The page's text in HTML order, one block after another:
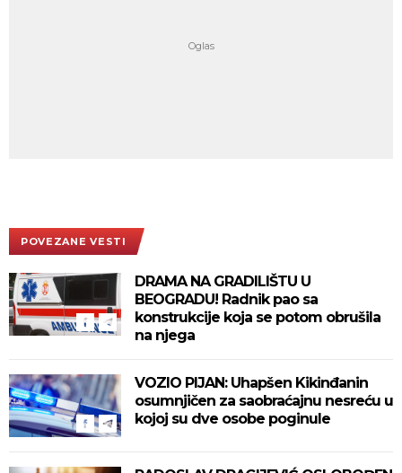
POVEZANE VESTI
DRAMA NA GRADILIŠTU U
BEOGRADU! Radnik pao sa
konstrukcije koja se potom obrušila
na njega
VOZIO PIJAN: Uhapšen Kikinđanin
osumnjičen za saobraćajnu nesreću u
kojoj su dve osobe poginule